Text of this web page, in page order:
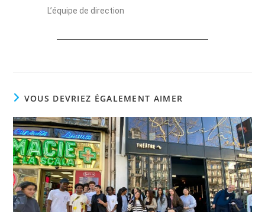
L’équipe de direction
VOUS DEVRIEZ ÉGALEMENT AIMER